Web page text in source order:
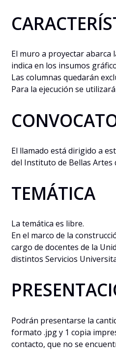
El muro a proyectar abarca
indica en los insumos
Las columnas quedarán
Para la ejecución se
El llamado está dirigido a
del Instituto de Bellas Artes
TEMÁTICA
La temática es libre.
En el marco de la
cargo de docentes de la
distintos Servicios
Podrán presentarse la
formato .jpg y 1 copia
contacto, que no se